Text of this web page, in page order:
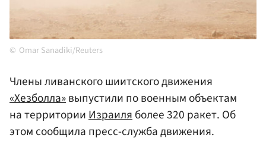
Omar Sanadiki/Reuters
Члены ливанского шиитского движения
«Хезболла»выпустили по военным объектам
на территорииИзраиляболее 320 ракет. Об
этом сообщила пресс-служба движения.